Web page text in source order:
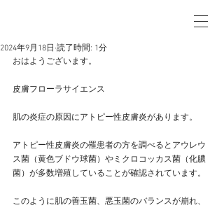
2024年9月18日 読了時間: 1分
おはようございます。
皮膚フローラサイエンス
肌の炎症の原因にアトピー性皮膚炎があります。
アトピー性皮膚炎の罹患者の方を調べるとアウレウ
ス菌（黄色ブドウ球菌）やミクロコッカス菌（化膿
菌）が多数増殖していることが確認されています。
このように肌の善玉菌、悪玉菌のバランスが崩れ、